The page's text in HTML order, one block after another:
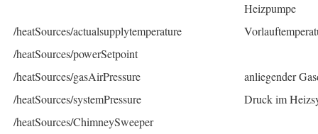
Heizpumpe
/heatSources/actualsupplytemperature
/heatSources/powerSetpoint
/heatSources/gasAirPressure
anliegender
/heatSources/systemPressure
Druck im
/heatSources/ChimneySweeper